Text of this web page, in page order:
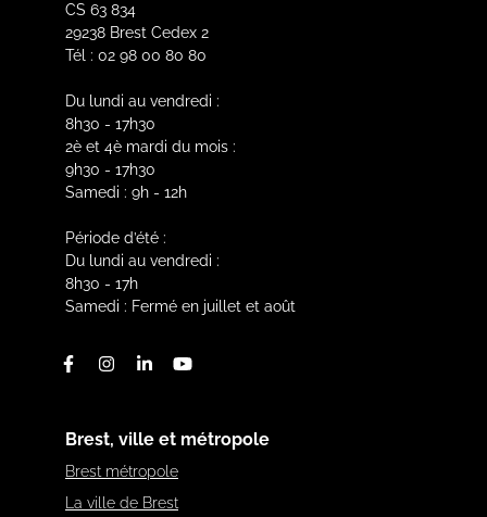
CS 63 834
29238 Brest Cedex 2
Tél : 02 98 00 80 80
Du lundi au vendredi :
8h30 - 17h30
2è et 4è mardi du mois :
9h30 - 17h30
Samedi : 9h - 12h
Période d’été :
Du lundi au vendredi :
8h30 - 17h
Samedi : Fermé en juillet et août
FacebookInstagram
LinkedinYoutube
Brest, ville et métropole
Brest métropole
La ville de Brest